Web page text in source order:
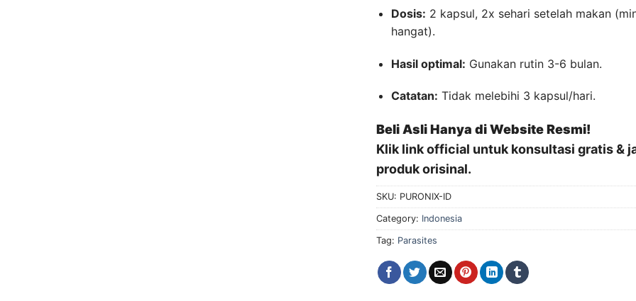
Dosis: 2 kapsul, 2x sehari setelah makan
hangat).
Hasil optimal: Gunakan rutin 3-6 bulan.
Catatan: Tidak melebihi 3 kapsul/hari.
Beli Asli Hanya di Website Resmi!
Klik link official untuk konsultasi gratis &
produk orisinal.
SKU: PURONIX-ID
Category: Indonesia
Tag: Parasites